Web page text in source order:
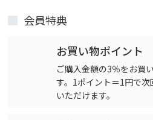
会員特典
お買い物ポイント
ご購入金額の3％をお買
す。1ポイント＝1円で
いただけます。